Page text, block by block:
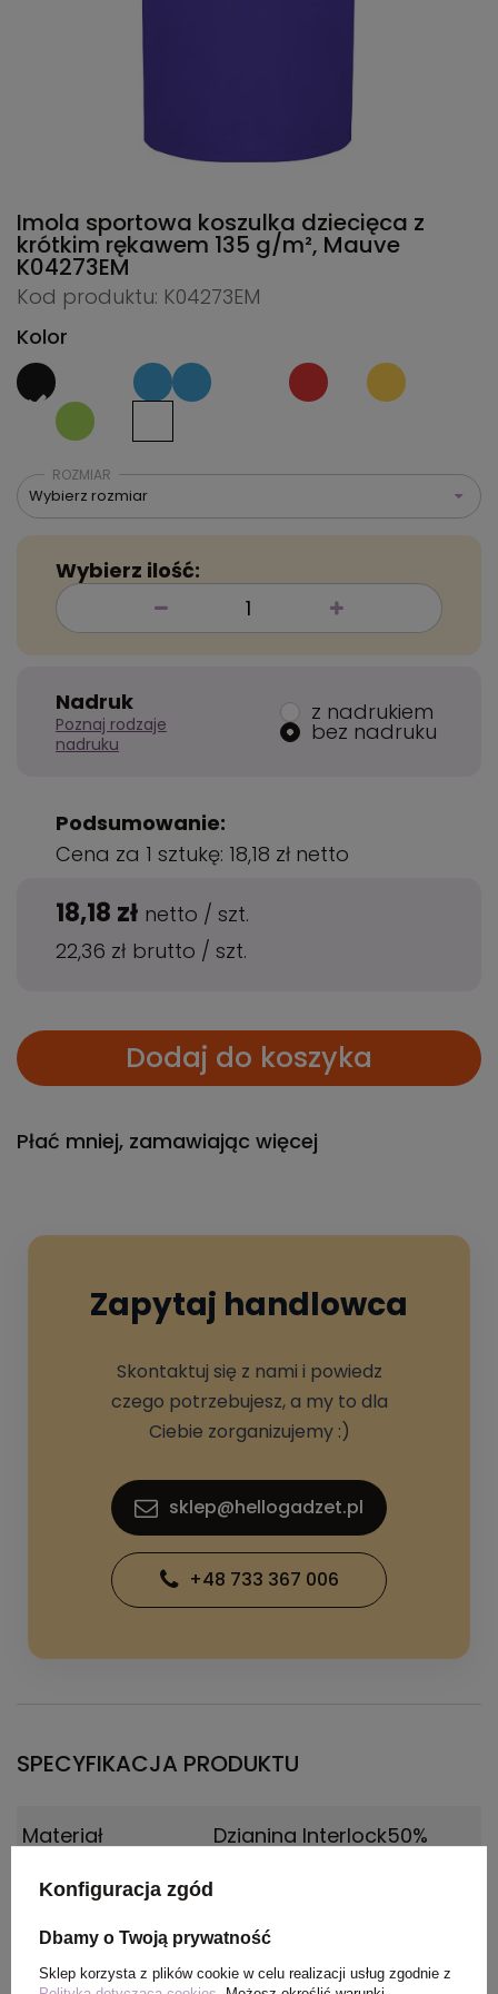
Imola sportowa koszulka dziecięca z
krótkim rękawem 135 g/m², Mauve
K04273EM
Kod produktu: K04273EM
Kolor
ROZMIAR
Wybierz rozmiar
Wybierz ilość:
Nadruk
Poznaj rodzaje
nadruku
z nadrukiem
bez nadruku
Podsumowanie:
Cena za 1 sztukę: 18,18 zł netto
18,18 zł netto / szt.
22,36 zł brutto / szt.
Dodaj do koszyka
Płać mniej, zamawiając więcej
Zapytaj handlowca
Skontaktuj się z nami i powiedz
czego potrzebujesz, a my to dla
Ciebie zorganizujemy :)
sklep@hellogadzet.pl
+48 733 367 006
SPECYFIKACJA PRODUKTU
Materiał
Dzianina Interlock50%
Kolor Mauve
Konfiguracja zgód
Dbamy o Twoją prywatność
Sklep korzysta z plików cookie w celu realizacji usług zgodnie z